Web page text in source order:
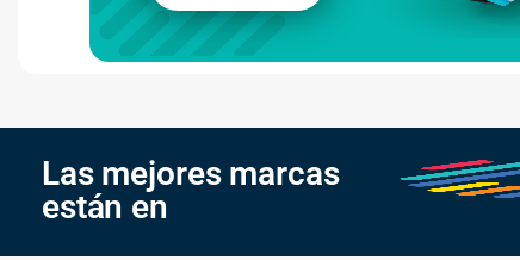
Las mejores marcas
están en